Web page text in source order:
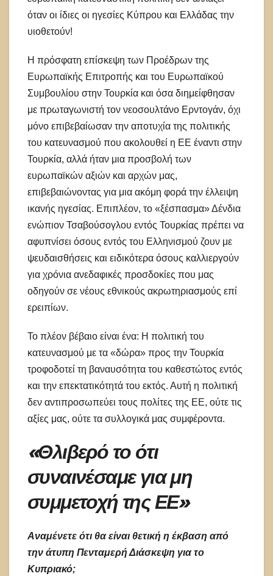
όταν οι ίδιες οι ηγεσίες Κύπρου και Ελλάδας την
υιοθετούν!
Η πρόσφατη επίσκεψη των Προέδρων της
Ευρωπαϊκής Επιτροπής και του Ευρωπαϊκού
Συμβουλίου στην Τουρκία και όσα διημείφθησαν
με πρωταγωνιστή τον νεοσουλτάνο Ερντογάν, όχι
μόνο επιβεβαίωσαν την αποτυχία της πολιτικής
του κατευνασμού που ακολουθεί η ΕΕ έναντι στην
Τουρκία, αλλά ήταν μια προσβολή των
ευρωπαϊκών αξιών και αρχών μας,
επιβεβαιώνοντας για μια ακόμη φορά την έλλειψη
ικανής ηγεσίας. Επιπλέον, το «ξέσπασμα» Δένδια
ενώπιον Τσαβούσογλου εντός Τουρκίας πρέπει να
αφυπνίσει όσους εντός του Ελληνισμού ζουν με
ψευδαισθήσεις και ειδικότερα όσους καλλιεργούν
για χρόνια ανεδαφικές προσδοκίες που μας
οδηγούν σε νέους εθνικούς ακρωτηριασμούς επί
ερειπίων.
Το πλέον βέβαιο είναι ένα: Η πολιτική του
κατευνασμού με τα «δώρα» προς την Τουρκία
τροφοδοτεί τη βαναυσότητα του καθεστώτος εντός
και την επεκτατικότητά του εκτός. Αυτή η πολιτική
δεν αντιπροσωπεύει τους πολίτες της ΕΕ, ούτε τις
αξίες μας, ούτε τα συλλογικά μας συμφέροντα.
«Θλιβερό το ότι
συναινέσαμε για μη
συμμετοχή της ΕΕ»
Αναμένετε ότι θα είναι θετική η έκβαση από
την άτυπη Πενταμερή Διάσκεψη για το
Κυπριακό;